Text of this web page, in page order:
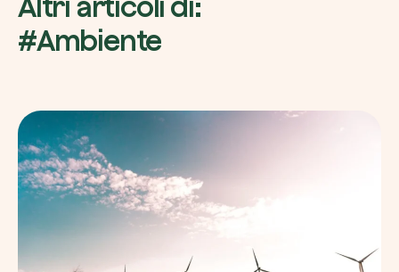
#Ambiente